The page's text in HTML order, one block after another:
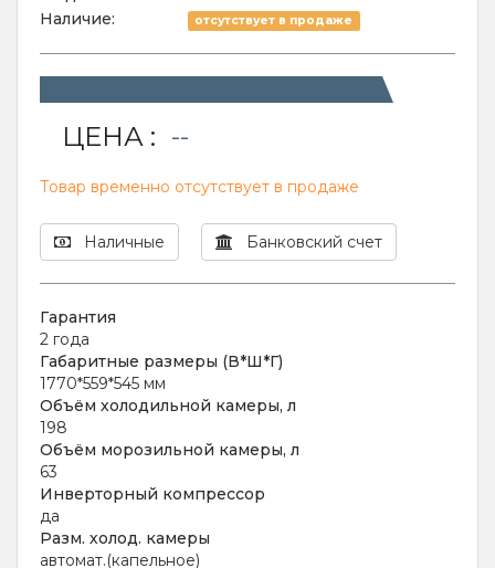
Наличие:
отсутствует в продаже
ЦЕНА : --
Товар временно отсутствует в продаже
Наличные Банковский счет
Гарантия
2 года
Габаритные размеры (В*Ш*Г)
1770*559*545 мм
Объём холодильной камеры, л
198
Объём морозильной камеры, л
63
Инверторный компрессор
да
Разм. холод. камеры
автомат.(капельное)